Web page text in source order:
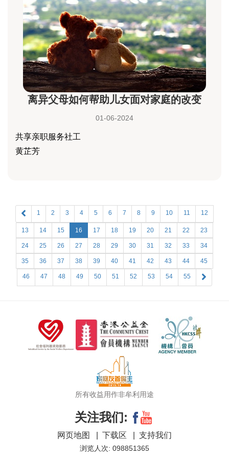
离异父母如何帮助儿女面对家庭的改变
01-06-2024
共享亲职服务社工
黄芷芳
1 2 3 4 5 6 7 8 9 10 11 12
13 14 15 16 17 18 19 20 21 22 23
24 25 26 27 28 29 30 31 32 33 34
35 36 37 38 39 40 41 42 43 44 45
46 47 48 49 50 51 52 53 54 55
所有收益用作非牟利用途
关注我们:
网页地图 下载区 支持我们
浏览人次: 098851365